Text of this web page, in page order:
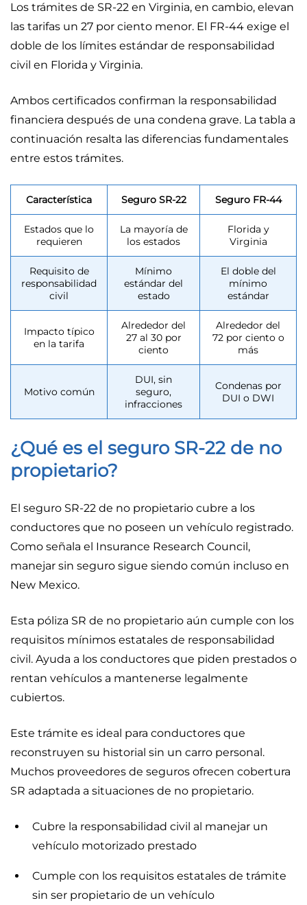
Los trámites de SR-22 en Virginia, en cambio, elevan
las tarifas un 27 por ciento menor. El FR-44 exige el
doble de los límites estándar de responsabilidad
civil en Florida y Virginia.
Ambos certificados confirman la responsabilidad
financiera después de una condena grave. La tabla a
continuación resalta las diferencias fundamentales
entre estos trámites.
Característica Seguro SR-22 Seguro FR-44
Estados que lo
requieren
La mayoría de
los estados
Florida y
Virginia
Requisito de
responsabilidad
civil
Mínimo
estándar del
estado
El doble del
mínimo
estándar
Impacto típico
en la tarifa
Alrededor del
27 al 30 por
ciento
Alrededor del
72 por ciento o
más
Motivo común
DUI, sin
seguro,
infracciones
Condenas por
DUI o DWI
¿Qué es el seguro SR-22 de no
propietario?
El seguro SR-22 de no propietario cubre a los
conductores que no poseen un vehículo registrado.
Como señala el Insurance Research Council,
manejar sin seguro sigue siendo común incluso en
New Mexico.
Esta póliza SR de no propietario aún cumple con los
requisitos mínimos estatales de responsabilidad
civil. Ayuda a los conductores que piden prestados o
rentan vehículos a mantenerse legalmente
cubiertos.
Este trámite es ideal para conductores que
reconstruyen su historial sin un carro personal.
Muchos proveedores de seguros ofrecen cobertura
SR adaptada a situaciones de no propietario.
Cubre la responsabilidad civil al manejar un
vehículo motorizado prestado
Cumple con los requisitos estatales de trámite
sin ser propietario de un vehículo